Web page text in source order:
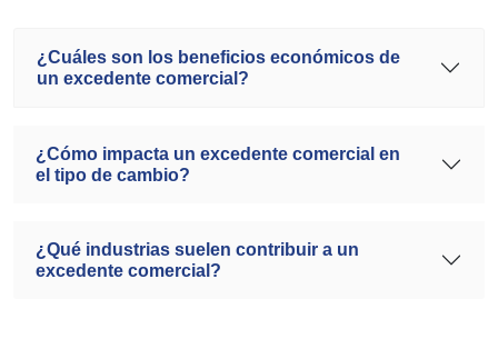
¿Cuáles son los beneficios económicos de
un excedente comercial?
¿Cómo impacta un excedente comercial en
el tipo de cambio?
¿Qué industrias suelen contribuir a un
excedente comercial?